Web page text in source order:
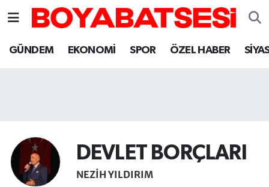
GÜNDEM EKONOMİ SPOR ÖZEL HABER
DEVLET BORÇLARI
NEZIH YILDIRIM
Sinop Nöbetçi Eczaneler
Sinop Trafik Yoğunluk Haritası
Süper Lig Puan Durumu ve Fikstür